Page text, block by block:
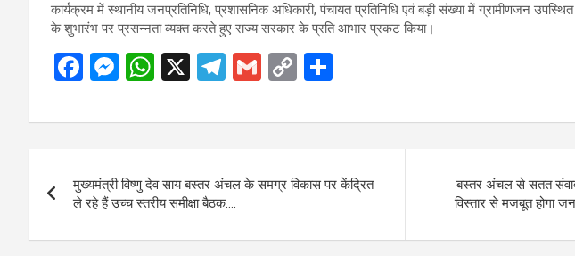
कार्यक्रम में स्थानीय जनप्रतिनिधि, प्रशासनिक अधिकारी, पंचायत प्रतिनिधि एवं बड़ी संख्या में ग्रामीणजन उपस्थित
के शुभारंभ पर प्रसन्नता व्यक्त करते हुए राज्य सरकार के प्रति आभार प्रकट किया।
F
ce
o
o
k
M
se
g
er
W
at
A
p
p
X
T
e
a
m
G
ail
C
py
n
ar
navigation
मुख्यमंत्री विष्णु देव साय बस्तर अंचल के समग्र विकास पर केंद्रित
ले रहे हैं उच्च स्तरीय समीक्षा बैठक….
बस्तर अंचल से सतत
विस्तार से मजबूत होगा